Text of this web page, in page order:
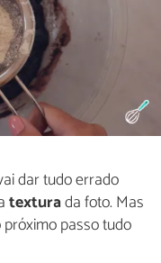
dar tudo errado
texturada foto. Mas
passo tudo